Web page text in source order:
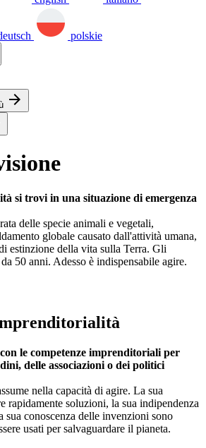
polskie
arrow_forward
si trovi in una situazione di emergenza
delle specie animali e vegetali,
globale causato dall'attività umana,
estinzione della vita sulla Terra. Gli
50 anni. Adesso è indispensabile agire.
le competenze imprenditoriali per
delle associazioni o dei politici
nella capacità di agire. La sua
rapidamente soluzioni, la sua indipendenza
sua conoscenza delle invenzioni sono
usati per salvaguardare il pianeta.